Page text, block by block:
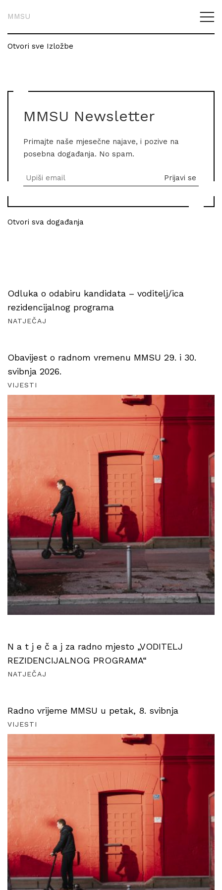
MMSU
Otvori sve Izložbe
MMSU Newsletter
Primajte naše mjesečne najave, i pozive na
posebna događanja. No spam.
Otvori sva događanja
Odluka o odabiru kandidata – voditelj/ica
rezidencijalnog programa
NATJEČAJ
Obavijest o radnom vremenu MMSU 29. i 30.
svibnja 2026.
VIJESTI
N a t j e č a j za radno mjesto „VODITELJ
REZIDENCIJALNOG PROGRAMA“
NATJEČAJ
Radno vrijeme MMSU u petak, 8. svibnja
VIJESTI